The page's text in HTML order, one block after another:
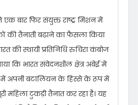
एक बार फिर संयुक्त राष्ट्र मिशन में
की तैनाती बढ़ाने का फैसला किया
की स्थायी प्रतिनिधि रुचिरा कंबोज
कि भारत संवेदनशील क्षेत्र अबेई में
में अपनी बटालियन के हिस्से के रूप में
महिला टुकड़ी तैनात कर रहा है। यह